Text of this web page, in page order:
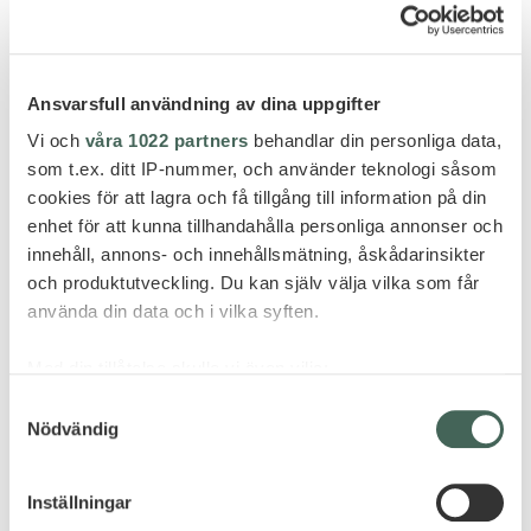
Ansvarsfull användning av dina uppgifter
Vi och våra 1022 partners behandlar din personliga data,
som t.ex. ditt IP-nummer, och använder teknologi såsom
cookies för att lagra och få tillgång till information på din
enhet för att kunna tillhandahålla personliga annonser och
innehåll, annons- och innehållsmätning, åskådarinsikter
och produktutveckling. Du kan själv välja vilka som får
använda din data och i vilka syften.
som kan ha en noggrannhet på upp till flera meter
Ta reda på mer om hur dina personliga uppgifter
Nödvändig
Inställningar
ERBJUDANDE
Pris från 27 895 kr per person